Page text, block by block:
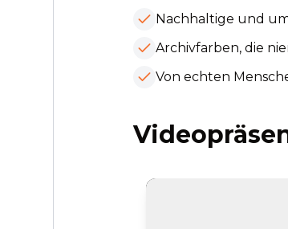
Nachhaltige und
Archivfarben, die
Von echten